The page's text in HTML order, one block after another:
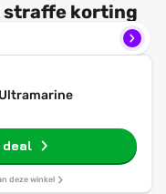
straffe korting
deal
deze winkel